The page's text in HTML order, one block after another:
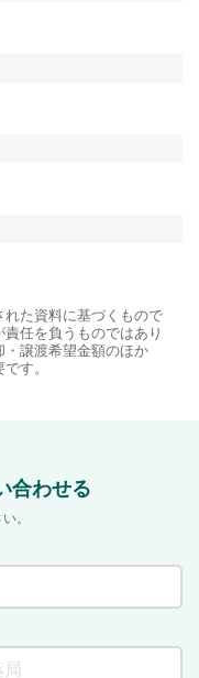
た資料に基づくもので
任を負うものではあり
譲渡希望金額のほか
す。